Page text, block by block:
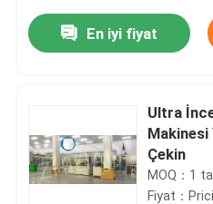
En iyi fiyat
Ultra
Makinesi
Çekin
MOQ：1
Fiyat：